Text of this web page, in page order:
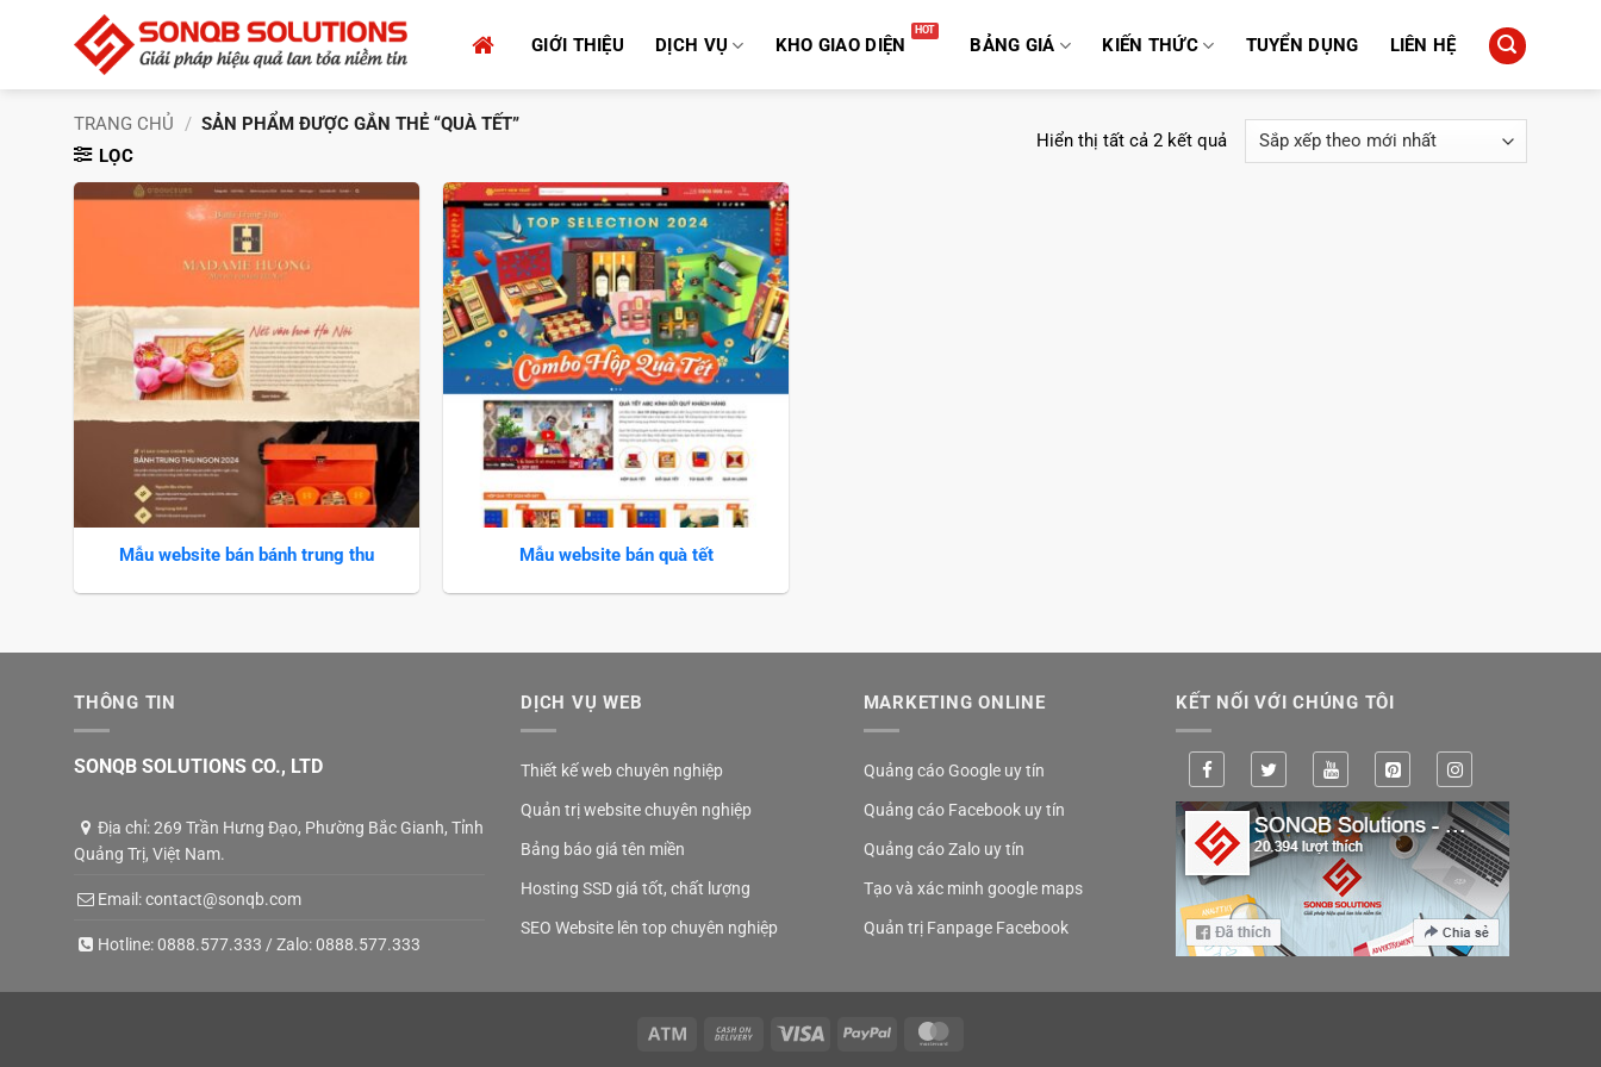
GIỚI THIỆU DỊCH VỤ KHO GIAO DIỆN BẢNG GIÁ KIẾN THỨC TUYỂN DỤNG LIÊN HỆ
TRANG CHỦ / SẢN PHẨM ĐƯỢC GẮN THẺ “QUÀ TẾT”
LỌC
Hiển thị tất cả 2 kết quả
sắp
Mẫu website bán bánh trung thu Mẫu website bán quà tết
THÔNG TIN
SONQB SOLUTIONS CO., LTD
Địa chỉ: 269 Trần Hưng Đạo, Phường Bắc Gianh, Tỉnh
Quảng Trị, Việt Nam.
Email:contact@sonqb.com
Hotline:0888.577.333 / Zalo:0888.577.333
DỊCH VỤ WEB
Thiết kế web chuyên nghiệp
Quản trị website chuyên nghiệp
Bảng báo giá tên miền
Hosting SSD giá tốt, chất lượng
SEO Website lên top chuyên nghiệp
MARKETING ONLINE
Quảng cáo Google uy tín
Quảng cáo Facebook uy tín
Quảng cáo Zalo uy tín
Tạo và xác minh google maps
Quản trị Fanpage Facebook
KẾT NỐI VỚI CHÚNG TÔI
Atm
Cash
Visa PayPal